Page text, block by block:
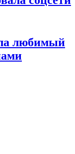
любимый